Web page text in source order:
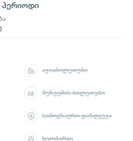
პერიოდი
ავიაბილეთები
მუზეუმის ბილეთები
სამოგზაურო დაზღვევა
ხელბარგი